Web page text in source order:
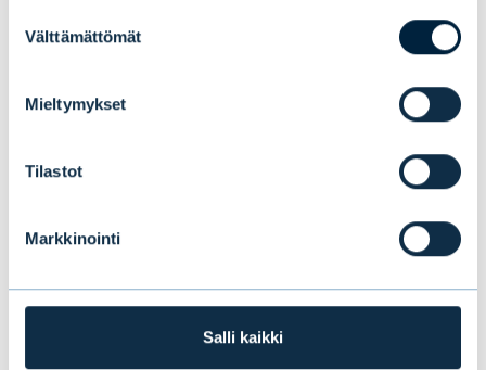
valinta
Välttämättömät
Mieltymykset
Tilastot
Markkinointi
Salli kaikki
kiinnostaa sinua